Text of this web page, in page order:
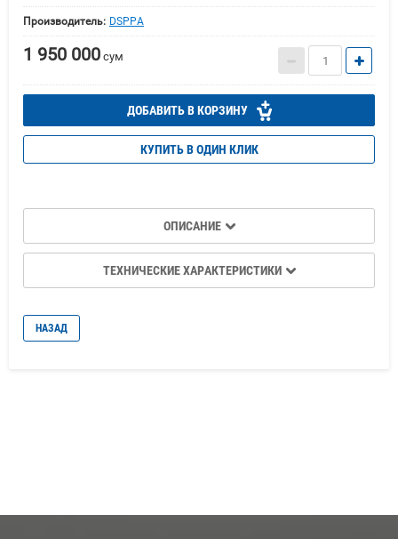
Производитель: DSPPA
1 950 000 сум
ДОБАВИТЬ В КОРЗИНУ
КУПИТЬ В ОДИН КЛИК
ОПИСАНИЕ
ТЕХНИЧЕСКИЕ ХАРАКТЕРИСТИКИ
НАЗАД